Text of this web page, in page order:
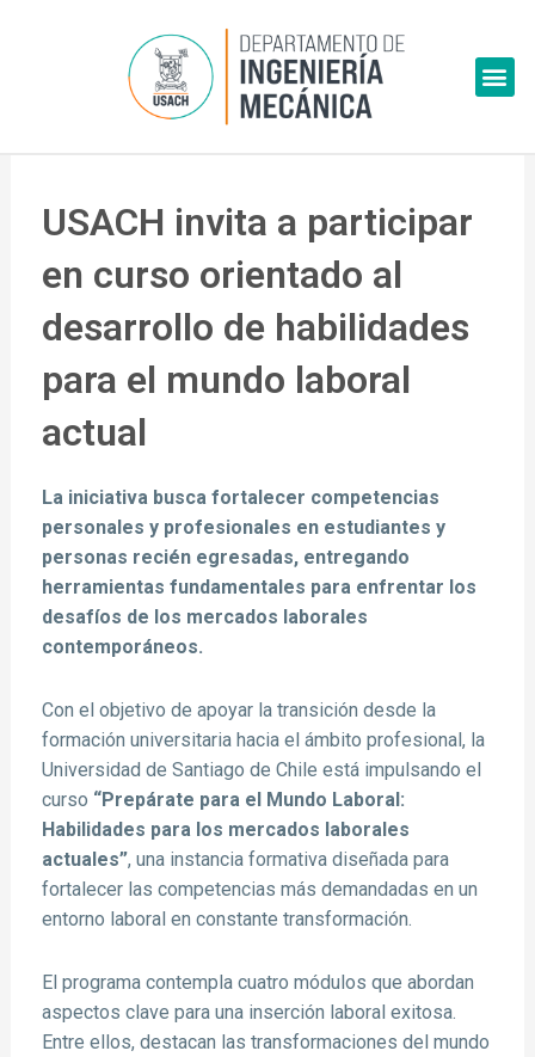
USACH invita a participar
en curso orientado al
desarrollo de habilidades
para el mundo laboral
actual
La iniciativa busca fortalecer competencias
personales y profesionales en estudiantes y
personas recién egresadas, entregando
herramientas fundamentales para enfrentar los
desafíos de los mercados laborales
contemporáneos.
Con el objetivo de apoyar la transición desde la
formación universitaria hacia el ámbito profesional, la
Universidad de Santiago de Chile está impulsando el
curso “Prepárate para el Mundo Laboral:
Habilidades para los mercados laborales
actuales”, una instancia formativa diseñada para
fortalecer las competencias más demandadas en un
entorno laboral en constante transformación.
El programa contempla cuatro módulos que abordan
aspectos clave para una inserción laboral exitosa.
Entre ellos, destacan las transformaciones del mundo